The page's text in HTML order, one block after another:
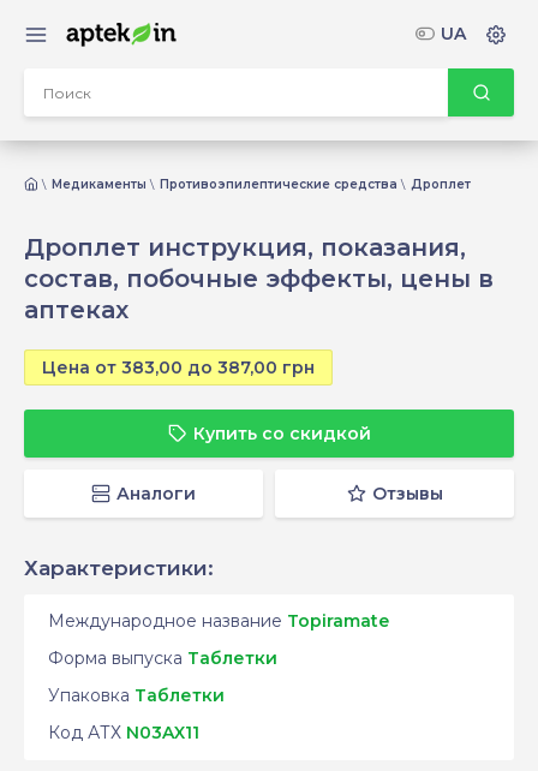
Медикаменты Противоэпилептические средства Дроплет
Дроплет инструкция, показания,
состав, побочные эффекты, цены в
аптеках
Цена от 383,00 до 387,00 грн
Купить со скидкой
Аналоги Отзывы
Характеристики:
Международное название Topiramate
Форма выпуска Таблетки
Упаковка Таблетки
Код АТХ N03AX11
UA